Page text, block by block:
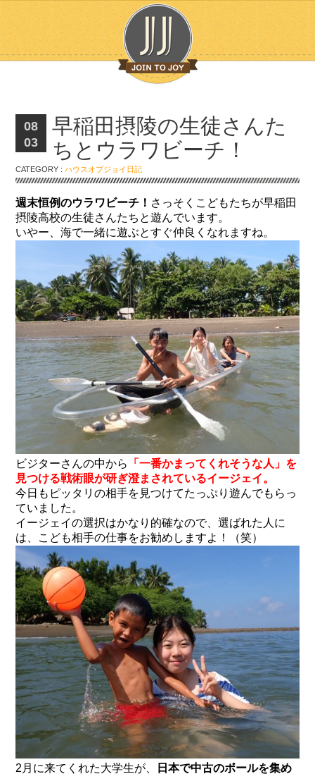
08
03
早稲田摂陵の生徒さんた
ちとウラワビーチ！
CATEGORY :ハウスオブジョイ日記
週末恒例のウラワビーチ！ さっそくこどもたちが早稲田
摂陵高校の生徒さんたちと遊んでいます。
いやー、海で一緒に遊ぶとすぐ仲良くなれますね。
ビジターさんの中から
「一番かまってくれそうな人」を
見つける戦術眼が研ぎ澄まされているイージェイ。
今日もピッタリの相手を見つけてたっぷり遊んでもらっ
ていました。
イージェイの選択はかなり的確なので、選ばれた人に
は、こども相手の仕事をお勧めしますよ！（笑）
2月に来てくれた大学生が、
日本で中古のボールを集め